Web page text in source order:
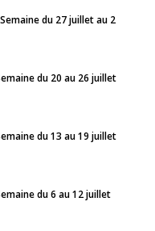
du 27 juillet au 2
du 20 au 26 juillet
du 13 au 19 juillet
du 6 au 12 juillet